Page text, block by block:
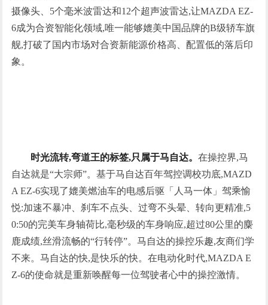
摄像头、5个毫米波雷达和12个超声波雷达,让MAZDA EZ-
6成为合资智能化领域,唯一能够媲美中国品牌的B级轿车旗
舰,打破了国内市场对合资新能源价格高、配置低的落后印
象。
时光流转,弯道王的标签,只属于马自达。在操控界,马
自达就是“大宗师”。基于马自达百年驾控调校功底,MAZD
A EZ-6实现了媲美燃油车的电感后驱「人马一体」驾乘愉
悦:加速不暴冲、刹车不点头、过弯不头晕、转向更精准,5
0:50的完美车身轴荷比,毫秒级的车身响应,超过80公里的麋
鹿成绩,丝滑流畅的“行转停”。马自达的操控乐趣,友商们学
不来。马自达的快,是快乐的快。在电动化时代,MAZDA E
Z-6的使命就是重新唤醒每一位驾驶者心中的操控激情。